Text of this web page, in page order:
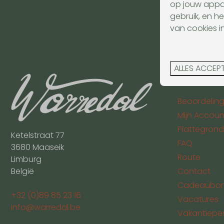
Ketelstraat 77
3680 Maaseik
Limburg
België
+32 (0)89 85 23 16
info@warredal.be
Warredal
Mijn
Plattegrond
FAQ
Route
Contact
Vacatures
op jouw
gebruik, en
van cookies
ALLES